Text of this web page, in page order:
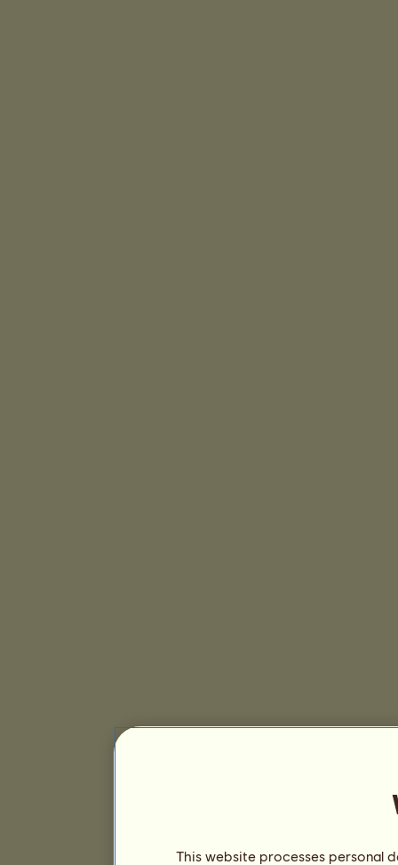
This website processes personal